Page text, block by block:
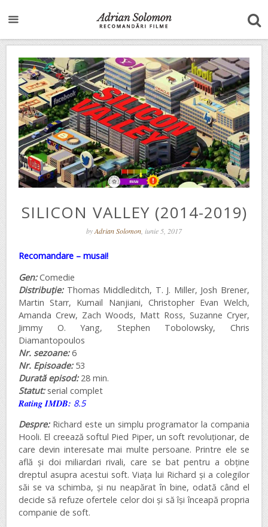
SILICON VALLEY (2014-2019)
byAdrian Solomon, iunie 5, 2017
Recomandare – musai!
Gen:Comedie
Distribuție: Thomas Middleditch, T. J. Miller, Josh Brener,
Martin Starr, Kumail Nanjiani, Christopher Evan Welch,
Amanda Crew, Zach Woods, Matt Ross, Suzanne Cryer,
Jimmy O. Yang, Stephen Tobolowsky, Chris
Diamantopoulos
Nr. sezoane:6
Nr. Episoade: 53
Durată episod:28 min.
Statut:serial complet
Rating IMDB: 8.5
Despre: Richard este un simplu programator la compania
Hooli. El creează softul Pied Piper, un soft revoluționar, de
care devin interesate mai multe persoane. Printre ele se
află și doi miliardari rivali, care se bat pentru a obține
dreptul asupra acestui soft. Viața lui Richard și a colegilor
săi se va schimba, și nu neapărat în bine, odată când el
decide să refuze ofertele celor doi și să își înceapă propria
companie de soft.